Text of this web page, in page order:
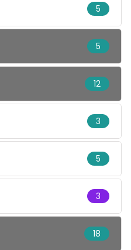
5
5
12
3
5
3
18